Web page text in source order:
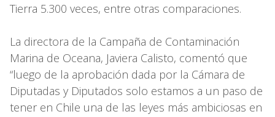
Tierra 5.300 veces, entre otras comparaciones.
La directora de la Campaña de Contaminación
Marina de Oceana, Javiera Calisto, comentó que
“luego de la aprobación dada por la Cámara de
Diputadas y Diputados solo estamos a un paso de
tener en Chile una de las leyes más ambiciosas en